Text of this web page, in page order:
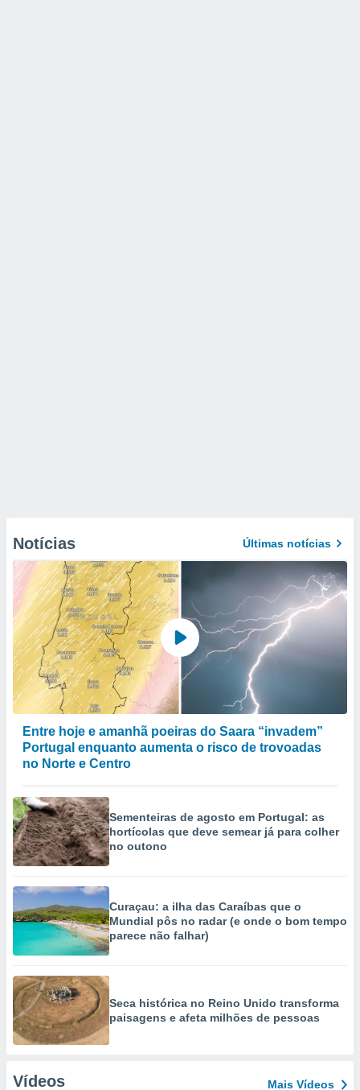
Notícias Últimas notícias
Entre hoje e amanhã poeiras do Saara “invadem”
Portugal enquanto aumenta o risco de trovoadas
no Norte e Centro
Sementeiras de agosto em Portugal: as
hortícolas que deve semear já para colher
no outono
Curaçau: a ilha das Caraíbas que o
Mundial pôs no radar (e onde o bom tempo
parece não falhar)
Seca histórica no Reino Unido transforma
paisagens e afeta milhões de pessoas
Vídeos Mais Vídeos